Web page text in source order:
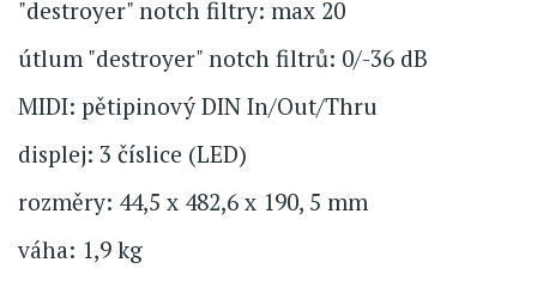
"destroyer" notch filtry: max 20
útlum "destroyer" notch filtrů: 0/-36 dB
MIDI: pětipinový DIN In/Out/Thru
displej: 3 číslice (LED)
rozměry: 44,5 x 482,6 x 190, 5 mm
váha: 1,9 kg